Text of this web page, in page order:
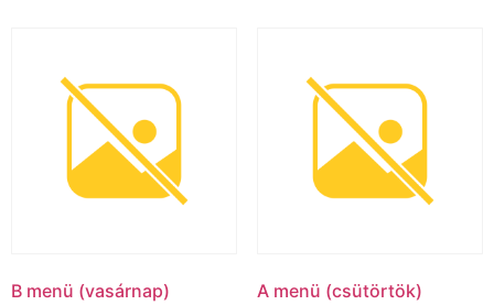
B menü (vasárnap) A menü (csütörtök)